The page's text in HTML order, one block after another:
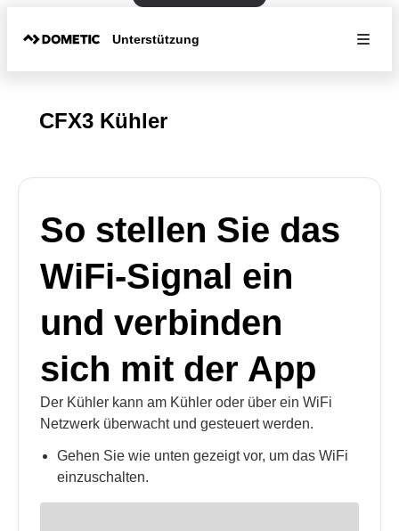
Unterstützung
CFX3 Kühler
So stellen Sie das
WiFi-Signal ein
und verbinden
sich mit der App
Der Kühler kann am Kühler oder über ein WiFi
Netzwerk überwacht und gesteuert werden.
Gehen Sie wie unten gezeigt vor, um das WiFi
einzuschalten.